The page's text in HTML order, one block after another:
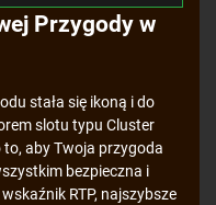
Przygody w
stała się ikoną i do
slotu typu Cluster
to, aby Twoja przygoda
bezpieczna i
RTP, najszybsze